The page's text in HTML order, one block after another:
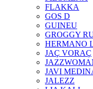
FLAKKA
GOS D
GUINEU
GROGGY
HERMANO
JAÇ VORAÇ
JAVI
JALEZZ